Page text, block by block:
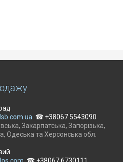
☎ +38067 5543090
Закарпатська, Запорізька,
Одеська та Херсонська обл.